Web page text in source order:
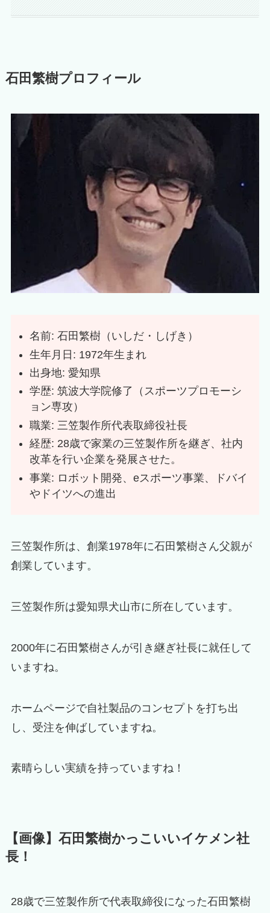
石田繁樹プロフィール
名前: 石田繁樹（いしだ・しげき）
生年月日: 1972年生まれ
出身地: 愛知県
学歴: 筑波大学院修了（スポーツプロモーシ
ョン専攻）
職業: 三笠製作所代表取締役社長
経歴: 28歳で家業の三笠製作所を継ぎ、社内
改革を行い企業を発展させた。
事業: ロボット開発、eスポーツ事業、ドバイ
やドイツへの進出
三笠製作所は、創業1978年に石田繁樹さん父親が
創業しています。
三笠製作所は愛知県犬山市に所在しています。
2000年に石田繁樹さんが引き継ぎ社長に就任して
いますね。
ホームページで自社製品のコンセプトを打ち出
し、受注を伸ばしていますね。
素晴らしい実績を持っていますね！
【画像】石田繁樹かっこいいイケメン社
長！
28歳で三笠製作所で代表取締役になった石田繁樹